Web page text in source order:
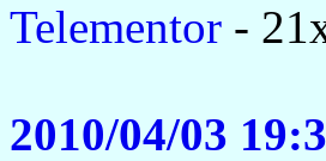
Telementor -
2010/04/03